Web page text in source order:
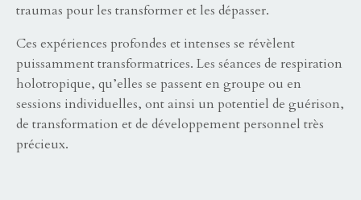
traumas pour les transformer et les dépasser.
Ces expériences profondes et intenses se révèlent
puissamment transformatrices. Les séances de respiration
holotropique, qu’elles se passent en groupe ou en
sessions individuelles, ont ainsi un potentiel de guérison,
de transformation et de développement personnel très
précieux.